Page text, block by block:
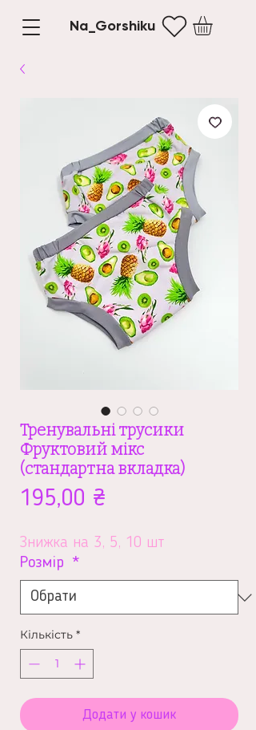
Na_Gorshiku
Тренувальні трусики
Фруктовий мікс
(стандартна вкладка)
195,00 ₴
Знижка на 3, 5, 10 шт
Розмір *
Кількість *
Додати у кошик